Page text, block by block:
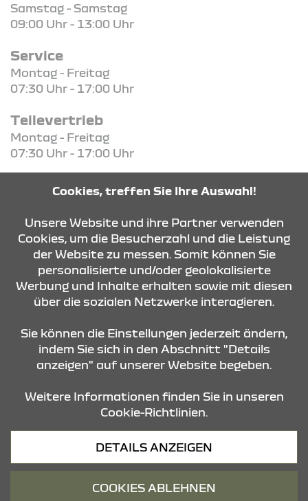
Samstag - Samstag
09:00 Uhr - 13:00 Uhr
Service
Montag - Freitag
07:30 Uhr - 17:00 Uhr
Teilevertrieb
Montag - Freitag
07:30 Uhr - 17:00 Uhr
KONTAKT & ANFAHRT
ÖFFNUNGSZEITEN
STANDORTE
Cookies, treffen Sie Ihre Auswahl!
Unsere Website und ihre Partner verwenden
Cookies, um die Besucherzahl und die Leistung
der Website zu messen. Somit können Sie
personalisierte und/oder geolokalisierte
Werbung und Inhalte erhalten sowie mit diesen
über die sozialen Netzwerke interagieren.
Sie können die Einstellungen jederzeit ändern,
indem Sie sich in den Abschnitt "Details
anzeigen" auf unserer Website begeben.
Weitere Informationen finden Sie in unseren
Cookie-Richtlinien.
DETAILS ANZEIGEN
COOKIES ABLEHNEN